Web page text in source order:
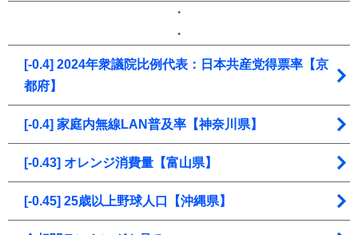
・
・
[-0.4] 2024年衆議院比例代表：日本共産党得票率【京
都府】
[-0.4] 家庭内無線LAN普及率【神奈川県】
[-0.43] オレンジ消費量【富山県】
[-0.45] 25歳以上野球人口【沖縄県】